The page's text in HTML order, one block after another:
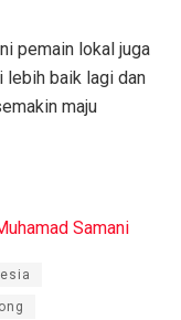
pemain lokal juga
lebih baik lagi dan
maju
Samani